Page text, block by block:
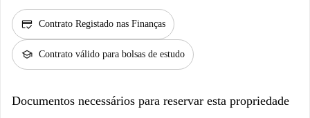
credit_score Contrato Registado nas Finanças
school Contrato válido para bolsas de estudo
Documentos necessários para reservar esta propriedade